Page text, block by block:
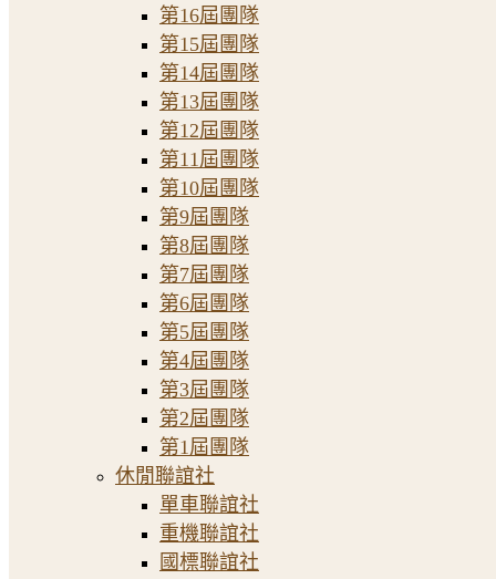
第16屆團隊
第15屆團隊
第14屆團隊
第13屆團隊
第12屆團隊
第11屆團隊
第10屆團隊
第9屆團隊
第8屆團隊
第7屆團隊
第6屆團隊
第5屆團隊
第4屆團隊
第3屆團隊
第2屆團隊
第1屆團隊
休閒聯誼社
單車聯誼社
重機聯誼社
國標聯誼社